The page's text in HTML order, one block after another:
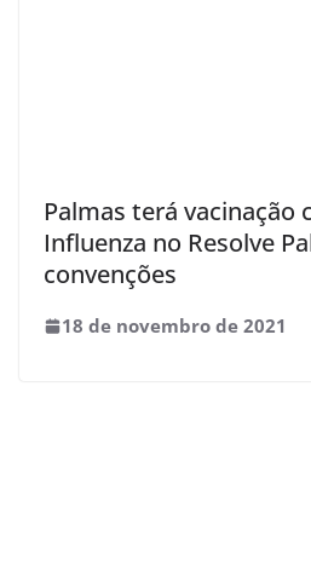
Palmas terá vacinação
Influenza no Resolve
convenções
18 de novembro de 2021